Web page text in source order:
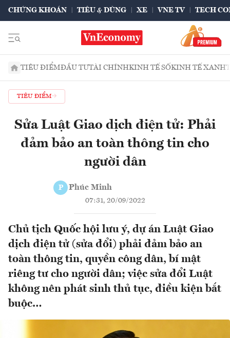
CHỨNG KHOÁN TIÊU & DÙNG XE VNE TV TECH
TIÊU ĐIỂMĐẦU TƯTÀI CHÍNHKINH TẾ SỐKINH TẾ XANH
TIÊU ĐIỂM
Sửa Luật Giao dịch điện tử: Phải
đảm bảo an toàn thông tin cho
người dân
P Phúc Minh
07:31, 20/09/2022
Chủ tịch Quốc hội lưu ý, dự án Luật Giao
dịch điện tử (sửa đổi) phải đảm bảo an
toàn thông tin, quyền công dân, bí mật
riêng tư cho người dân; việc sửa đổi Luật
không nên phát sinh thủ tục, điều kiện bắt
buộc…